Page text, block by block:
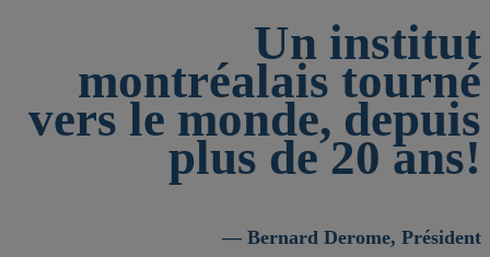
Un institut
montréalais tourné
vers le monde, depuis
plus de 20 ans!
— Bernard Derome, Président